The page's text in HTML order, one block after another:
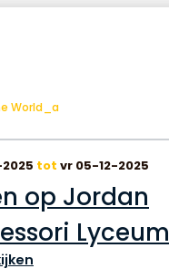
World_a
tot vr 05-12-2025
op Jordan
Lyceum